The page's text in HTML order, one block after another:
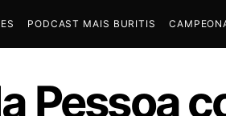
PODCAST MAIS BURITIS
Pessoa